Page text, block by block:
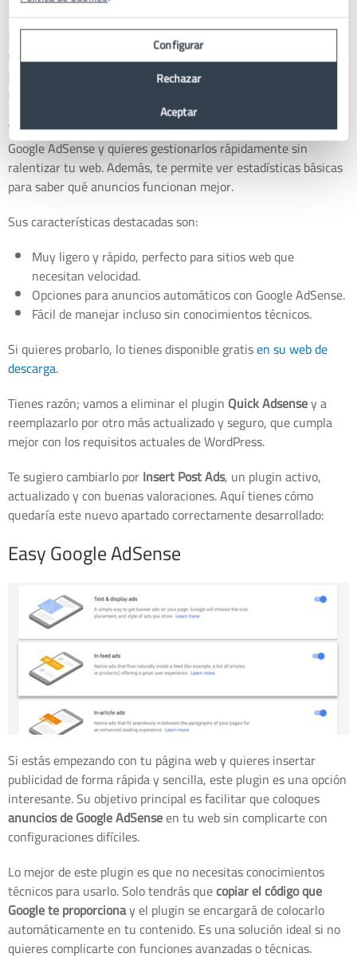
Este plugin es una excelente alternativa si buscas algo muy
sencillo, rápido y ligero. Originalmente surgió como sucesor del
popular Quick AdSense, pero ahora ofrece funciones mucho
más avanzadas y modernas.
WP Quadses especialmente útil si tienes muchos anuncios de
Google AdSense y quieres gestionarlos rápidamente sin
ralentizar tu web. Además, te permite ver estadísticas básicas
para saber qué anuncios funcionan mejor.
Sus características destacadas son:
Muy ligero y rápido, perfecto para sitios web que
necesitan velocidad.
Opciones para anuncios automáticos con Google AdSense.
Fácil de manejar incluso sin conocimientos técnicos.
Si quieres probarlo, lo tienes disponible gratisen su web de
descarga.
Tienes razón; vamos a eliminar el plugin Quick Adsensey a
reemplazarlo por otro más actualizado y seguro, que cumpla
mejor con los requisitos actuales de WordPress.
Te sugiero cambiarlo porInsert Post Ads, un plugin activo,
actualizado y con buenas valoraciones. Aquí tienes cómo
quedaría este nuevo apartado correctamente desarrollado:
Easy Google AdSense
Si estás empezando con tu página web y quieres insertar
publicidad de forma rápida y sencilla, este plugin es una opción
interesante. Su objetivo principal es facilitar que coloques
anuncios de Google AdSenseen tu web sin complicarte con
configuraciones difíciles.
Lo mejor de este plugin es que no necesitas conocimientos
técnicos para usarlo. Solo tendrás quecopiar el código que
Google te proporcionay el plugin se encargará de colocarlo
automáticamente en tu contenido. Es una solución ideal si no
quieres complicarte con funciones avanzadas o técnicas.
Configurar
Rechazar
Aceptar